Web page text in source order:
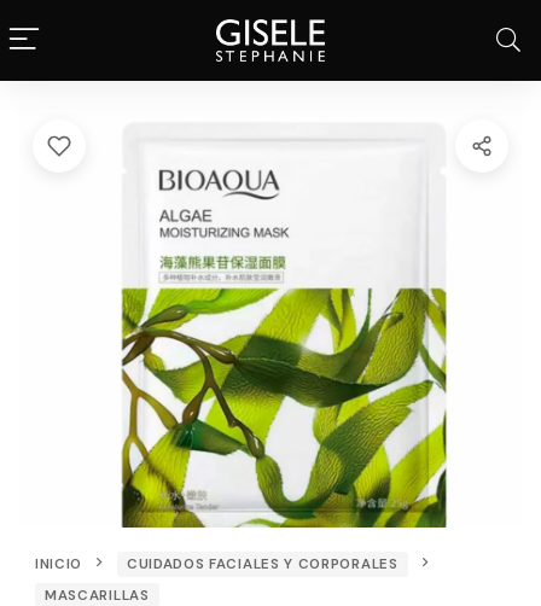
INICIO
CUIDADOS FACIALES Y CORPORALES
MASCARILLAS